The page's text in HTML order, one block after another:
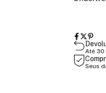
Até 30
Seus